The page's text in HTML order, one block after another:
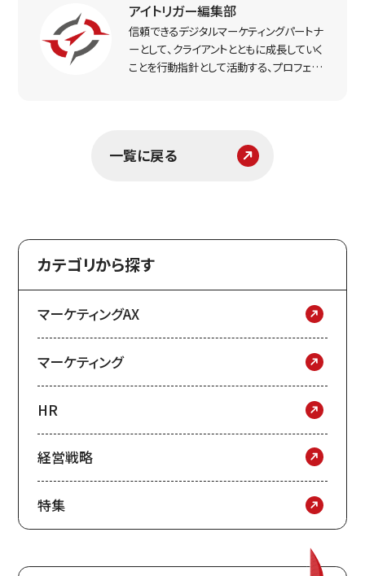
アイトリガー編集部
信頼できるデジタルマーケティングパートナ
ーとして、クライアントとともに成長していく
ことを行動指針として活動する、プロフェッ
一覧に戻る
カテゴリから探す
マーケティングAX
マーケティング
HR
経営戦略
特集